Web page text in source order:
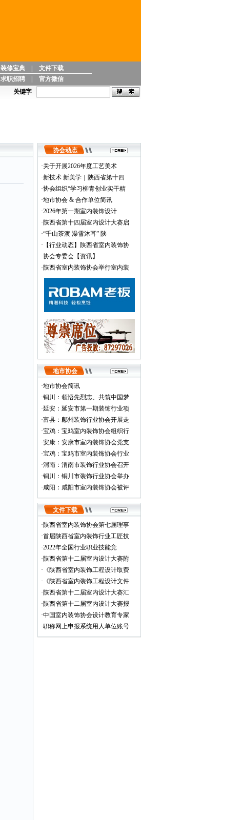
装修宝典
文件下载
求职招聘
官方微信
关键字
协会动态
·关于开展2026年度工艺美术
·新技术 新美学｜陕西省第十四
·协会组织“学习柳青创业实干精
·地市协会 & 合作单位简讯
·2026年第一期室内装饰设计
·陕西省第十四届室内设计大赛启
·“千山茶渡 澡雪沐耳” 陕
· 【行业动态】陕西省室内装饰协
·协会专委会【资讯】
·陕西省室内装饰协会举行室内装
地市协会
·地市协会简讯
·铜川：领悟先烈志、共筑中国梦
·延安：延安市第一期装饰行业项
·富县：鄜州装饰行业协会开展走
·宝鸡：宝鸡室内装饰协会组织行
·安康：安康市室内装饰协会党支
·宝鸡：宝鸡市室内装饰协会行业
·渭南：渭南市装饰行业协会召开
·铜川：铜川市装饰行业协会举办
·咸阳：咸阳市室内装饰协会被评
文件下载
·陕西省室内装饰协会第七届理事
·首届陕西省室内装饰行业工匠技
·2022年全国行业职业技能竞
·陕西省第十二届室内设计大赛附
· 《陕西省室内装饰工程设计取费
· 《陕西省室内装饰工程设计文件
·陕西省第十二届室内设计大赛汇
·陕西省第十二届室内设计大赛报
·中国室内装饰协会设计教育专家
·职称网上申报系统用人单位账号